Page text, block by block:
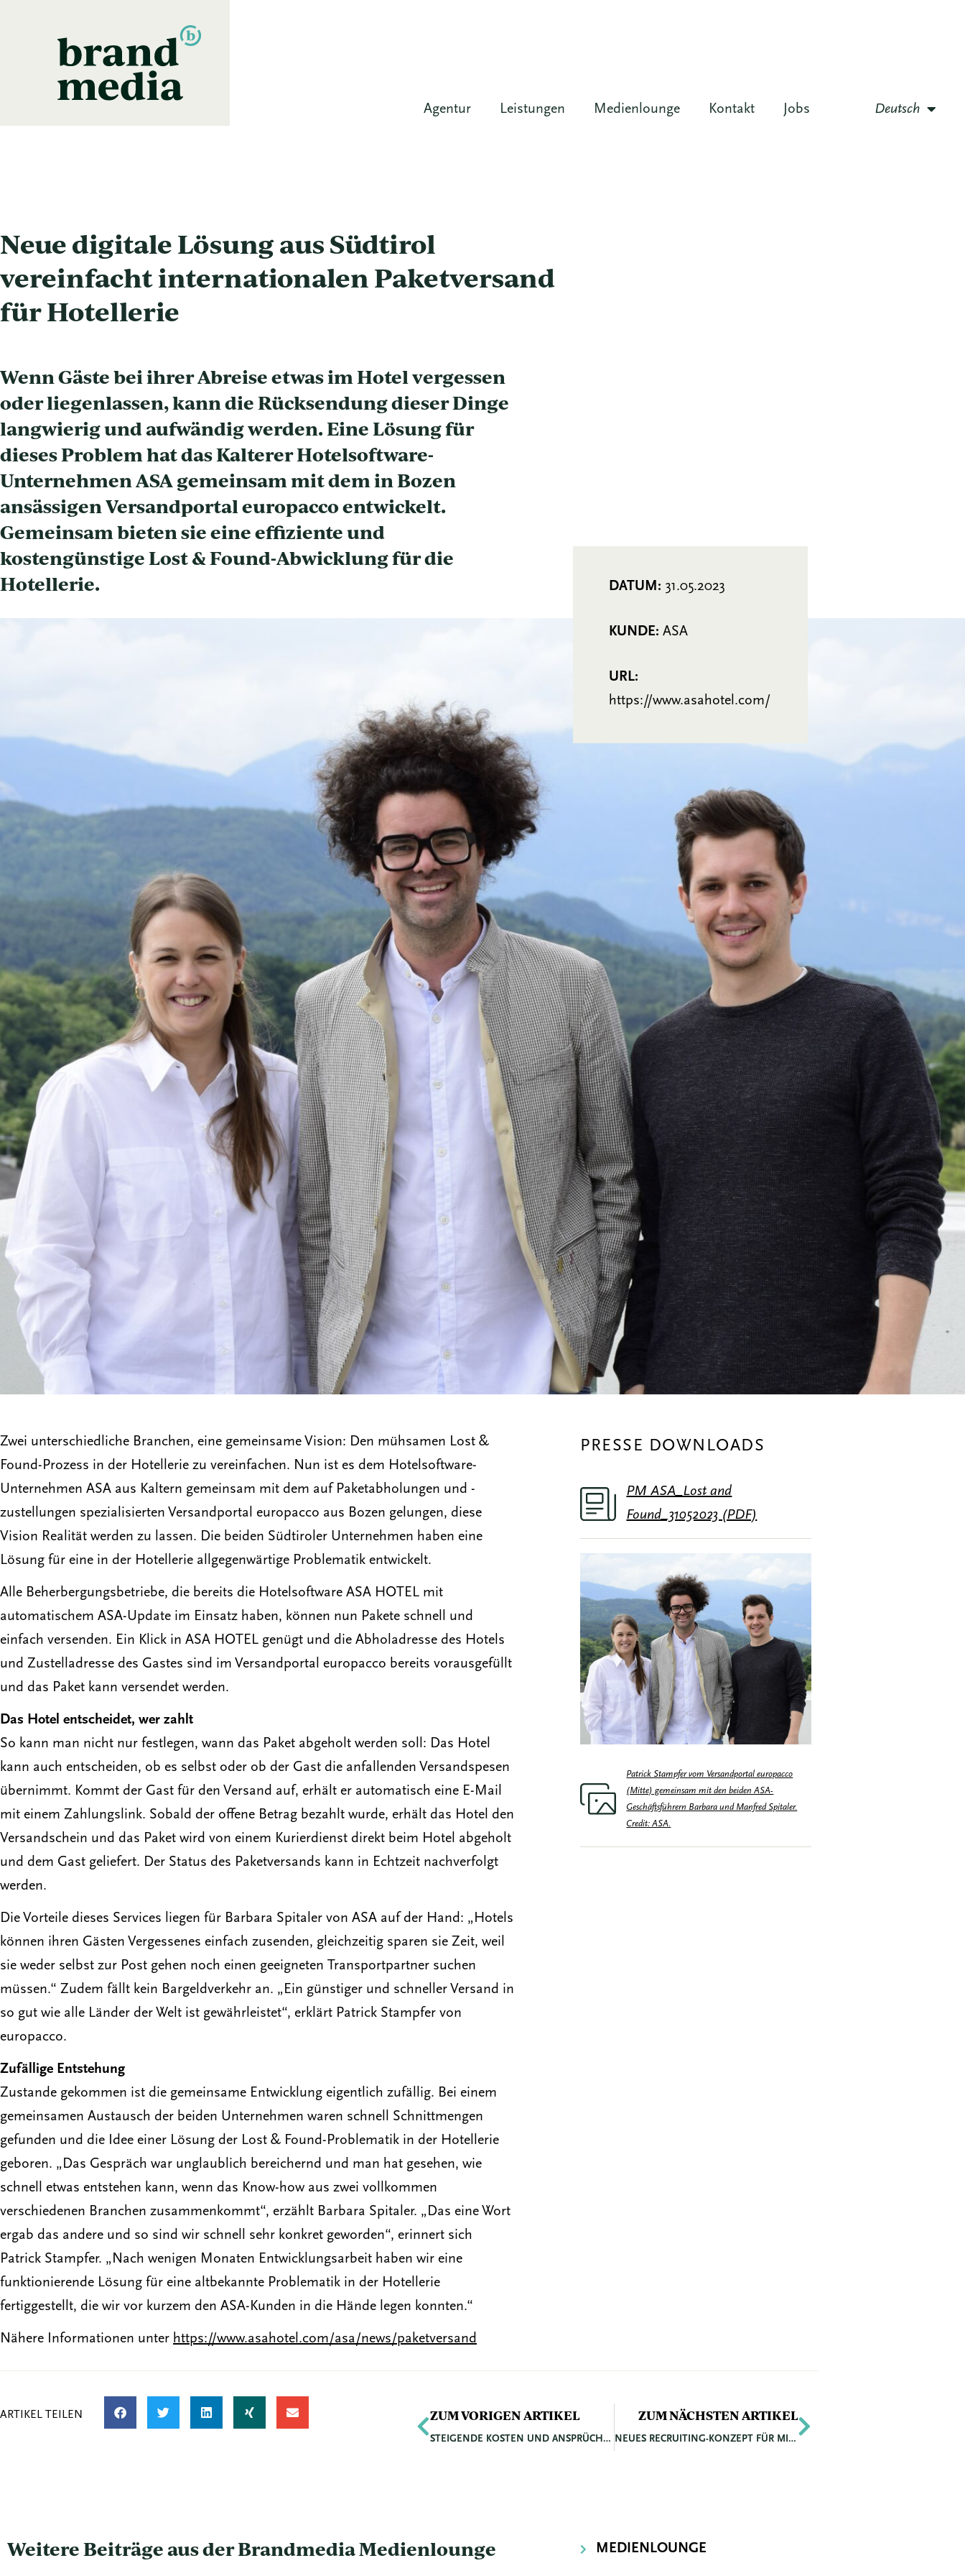
Agentur Leistungen Medienlounge Kontakt Jobs Deutsch
Neue digitale Lösung aus Südtirol
vereinfacht internationalen Paketversand
für Hotellerie
Wenn Gäste bei ihrer Abreise etwas im Hotel vergessen
oder liegenlassen, kann die Rücksendung dieser Dinge
langwierig und aufwändig werden. Eine Lösung für
dieses Problem hat das Kalterer Hotelsoftware-
Unternehmen ASA gemeinsam mit dem in Bozen
ansässigen Versandportal europacco entwickelt.
Gemeinsam bieten sie eine effiziente und
kostengünstige Lost & Found-Abwicklung für die
Hotellerie.
DATUM: 31.05.2023
KUNDE: ASA
URL:
https://www.asahotel.com/
Zwei unterschiedliche Branchen, eine gemeinsame Vision: Den mühsamen Lost &
Found-Prozess in der Hotellerie zu vereinfachen. Nun ist es dem Hotelsoftware-
Unternehmen ASA aus Kaltern gemeinsam mit dem auf Paketabholungen und -
zustellungen spezialisierten Versandportal europacco aus Bozen gelungen, diese
Vision Realität werden zu lassen. Die beiden Südtiroler Unternehmen haben eine
Lösung für eine in der Hotellerie allgegenwärtige Problematik entwickelt.
Alle Beherbergungsbetriebe, die bereits die Hotelsoftware ASA HOTEL mit
automatischem ASA-Update im Einsatz haben, können nun Pakete schnell und
einfach versenden. Ein Klick in ASA HOTEL genügt und die Abholadresse des Hotels
und Zustelladresse des Gastes sind im Versandportal europacco bereits vorausgefüllt
und das Paket kann versendet werden.
Das Hotel entscheidet, wer zahlt
So kann man nicht nur festlegen, wann das Paket abgeholt werden soll: Das Hotel
kann auch entscheiden, ob es selbst oder ob der Gast die anfallenden Versandspesen
übernimmt. Kommt der Gast für den Versand auf, erhält er automatisch eine E-Mail
mit einem Zahlungslink. Sobald der offene Betrag bezahlt wurde, erhält das Hotel den
Versandschein und das Paket wird von einem Kurierdienst direkt beim Hotel abgeholt
und dem Gast geliefert. Der Status des Paketversands kann in Echtzeit nachverfolgt
werden.
Die Vorteile dieses Services liegen für Barbara Spitaler von ASA auf der Hand: „Hotels
können ihren Gästen Vergessenes einfach zusenden, gleichzeitig sparen sie Zeit, weil
sie weder selbst zur Post gehen noch einen geeigneten Transportpartner suchen
müssen.“ Zudem fällt kein Bargeldverkehr an. „Ein günstiger und schneller Versand in
so gut wie alle Länder der Welt ist gewährleistet“, erklärt Patrick Stampfer von
europacco.
Zufällige Entstehung
Zustande gekommen ist die gemeinsame Entwicklung eigentlich zufällig. Bei einem
gemeinsamen Austausch der beiden Unternehmen waren schnell Schnittmengen
gefunden und die Idee einer Lösung der Lost & Found-Problematik in der Hotellerie
geboren. „Das Gespräch war unglaublich bereichernd und man hat gesehen, wie
schnell etwas entstehen kann, wenn das Know-how aus zwei vollkommen
verschiedenen Branchen zusammenkommt“, erzählt Barbara Spitaler. „Das eine Wort
ergab das andere und so sind wir schnell sehr konkret geworden“, erinnert sich
Patrick Stampfer. „Nach wenigen Monaten Entwicklungsarbeit haben wir eine
funktionierende Lösung für eine altbekannte Problematik in der Hotellerie
fertiggestellt, die wir vor kurzem den ASA-Kunden in die Hände legen konnten.“
Nähere Informationen unter https://www.asahotel.com/asa/news/paketversand
PRESSE DOWNLOADS
PM ASA_Lost and
Found_31052023 (PDF)
Patrick Stampfer vom Versandportal europacco
(Mitte) gemeinsam mit den beiden ASA-
Geschäftsführern Barbara und Manfred Spitaler.
Credit: ASA.
ARTIKEL TEILEN Zurück
ZUM VORIGEN ARTIKEL
STEIGENDE KOSTEN UND ANSPRÜCHE IM GESUNDHEITSWESEN ERFORDERN NEUES DENKEN BEI KLINIKIMMOBILIEN
ZUM NÄCHSTEN ARTIKEL
NEUES RECRUITING-KONZEPT FÜR MITARBEITER:INNEN-MANGEL IM TOURISMUS TRÄGT FRÜCHTE
Nächster
Weitere Beiträge aus der Brandmedia Medienlounge MEDIENLOUNGE